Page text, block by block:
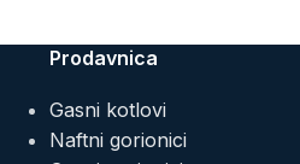
Prodavnica
Gasni kotlovi
Naftni gorionici